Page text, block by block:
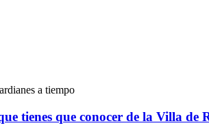
a tiempo
tienes que conocer de la Villa de